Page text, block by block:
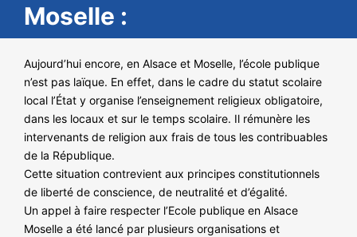
LA VIE FÉDÉRALE
COMMUNIQUÉS
NOS ACTIONS
Moselle :
Aujourd’hui encore, en Alsace et Moselle, l’école publique
n’est pas laïque. En effet, dans le cadre du statut scolaire
local l’État y organise l’enseignement religieux obligatoire,
dans les locaux et sur le temps scolaire. Il rémunère les
intervenants de religion aux frais de tous les contribuables
de la République.
Cette situation contrevient aux principes constitutionnels
de liberté de conscience, de neutralité et d’égalité.
Un appel à faire respecter l’Ecole publique en Alsace
Moselle a été lancé par plusieurs organisations et